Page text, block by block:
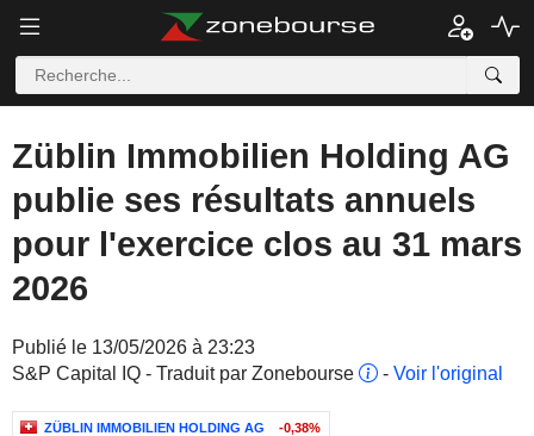
Züblin Immobilien Holding AG
publie ses résultats annuels
pour l'exercice clos au 31 mars
2026
Publié le 13/05/2026 à 23:23
S&P Capital IQ - Traduit par Zonebourse
- Voir l'original
ZÜBLIN IMMOBILIEN HOLDING AG -0,38%